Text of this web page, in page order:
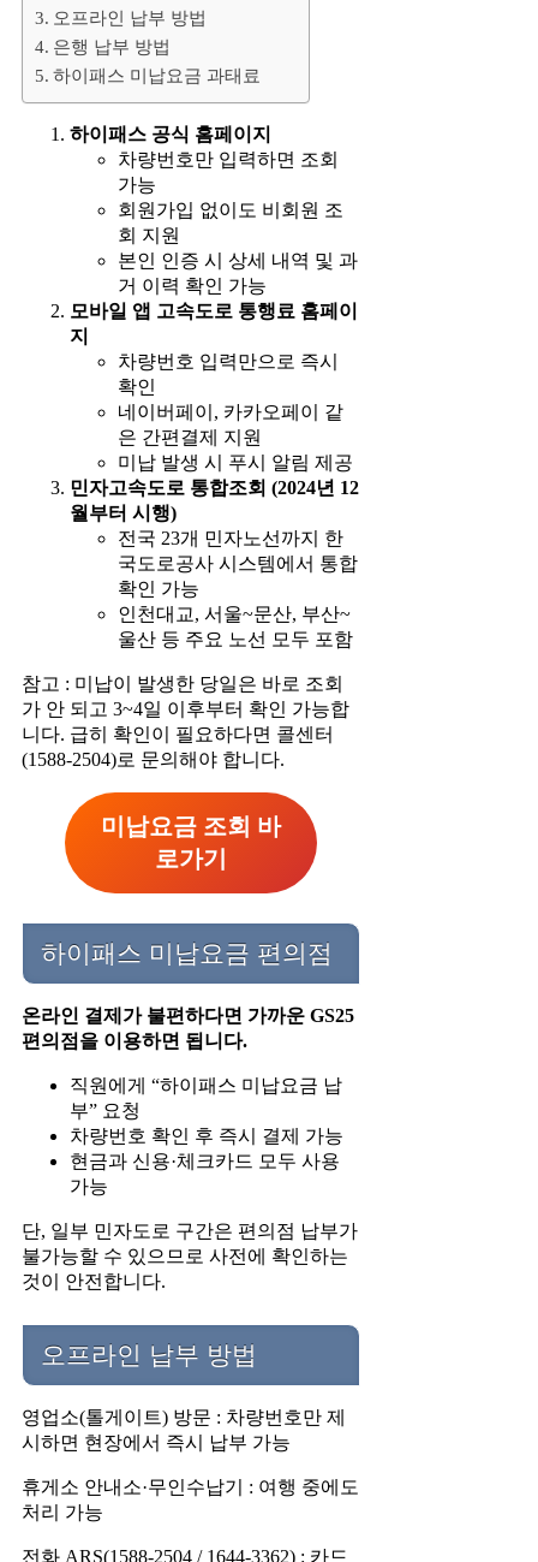
오프라인 납부 방법
은행 납부 방법
하이패스 미납요금 과태료
하이패스 공식 홈페이지
차량번호만 입력하면 조회
가능
회원가입 없이도 비회원 조
회 지원
본인 인증 시 상세 내역 및 과
거 이력 확인 가능
모바일 앱 고속도로 통행료 홈페이
지
차량번호 입력만으로 즉시
확인
네이버페이, 카카오페이 같
은 간편결제 지원
미납 발생 시 푸시 알림 제공
민자고속도로 통합조회 (2024년 12
월부터 시행)
전국 23개 민자노선까지 한
국도로공사 시스템에서 통합
확인 가능
인천대교, 서울~문산, 부산~
울산 등 주요 노선 모두 포함
참고 : 미납이 발생한 당일은 바로 조회
가 안 되고 3~4일 이후부터 확인 가능합
니다. 급히 확인이 필요하다면 콜센터
(1588-2504)로 문의해야 합니다.
미납요금 조회 바
로가기
하이패스 미납요금 편의점
온라인 결제가 불편하다면 가까운 GS25
편의점을 이용하면 됩니다.
직원에게 “하이패스 미납요금 납
부” 요청
차량번호 확인 후 즉시 결제 가능
현금과 신용·체크카드 모두 사용
가능
단, 일부 민자도로 구간은 편의점 납부가
불가능할 수 있으므로 사전에 확인하는
것이 안전합니다.
오프라인 납부 방법
영업소(톨게이트) 방문 : 차량번호만 제
시하면 현장에서 즉시 납부 가능
휴게소 안내소·무인수납기 : 여행 중에도
처리 가능
전화 ARS(1588-2504 / 1644-3362) : 카드